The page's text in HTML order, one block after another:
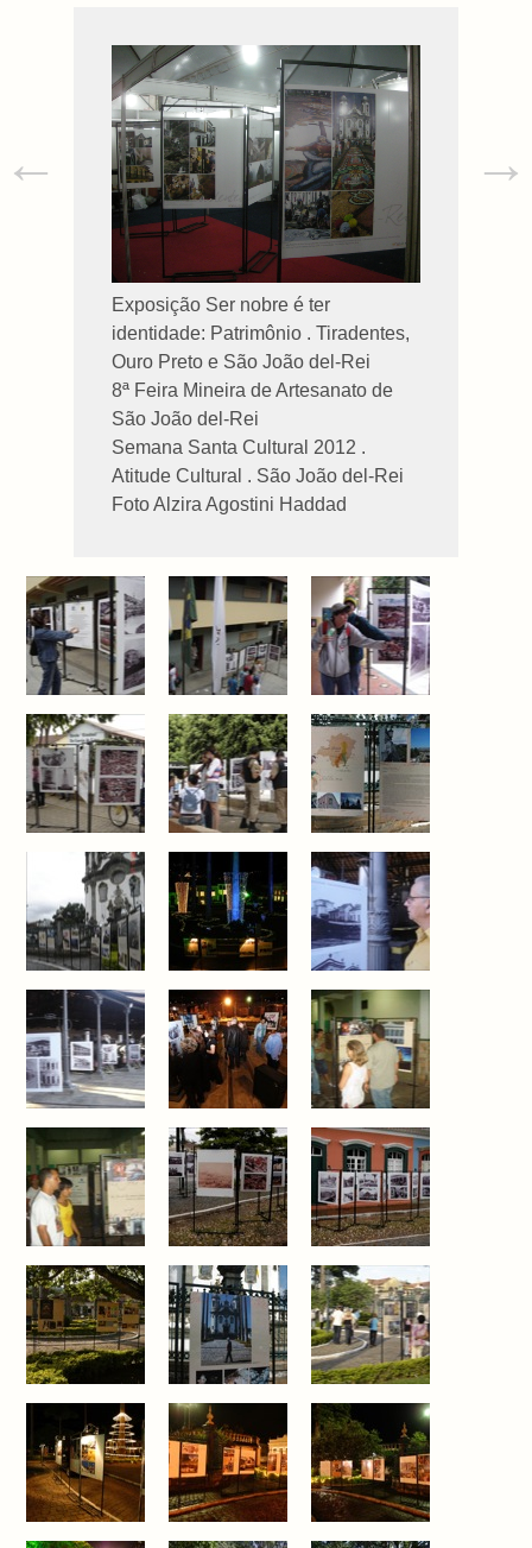
Exposição Ser nobre é ter
identidade: Patrimônio . Tiradentes,
Ouro Preto e São João del-Rei
8ª Feira Mineira de Artesanato de
São João del-Rei
Semana Santa Cultural 2012 .
Atitude Cultural . São João del-Rei
Foto Alzira Agostini Haddad
← →